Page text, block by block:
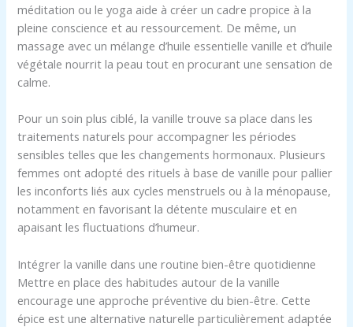
méditation ou le yoga aide à créer un cadre propice à la
pleine conscience et au ressourcement. De même, un
massage avec un mélange d’huile essentielle vanille et d’huile
végétale nourrit la peau tout en procurant une sensation de
calme.
Pour un soin plus ciblé, la vanille trouve sa place dans les
traitements naturels pour accompagner les périodes
sensibles telles que les changements hormonaux. Plusieurs
femmes ont adopté des rituels à base de vanille pour pallier
les inconforts liés aux cycles menstruels ou à la ménopause,
notamment en favorisant la détente musculaire et en
apaisant les fluctuations d’humeur.
Intégrer la vanille dans une routine bien-être quotidienne
Mettre en place des habitudes autour de la vanille
encourage une approche préventive du bien-être. Cette
épice est une alternative naturelle particulièrement adaptée